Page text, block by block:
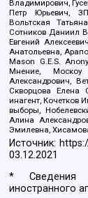
Владимирович,
Петр Юрьевич,
Вольтская
Сотников Даниил
Евгений
Анатольевна,
Mason G.E.S.
Мнение,
Александрович,
Скворцова Елена
инагент, Кочетков
выборы,
Алина
Эмилевна,
Источник:
03.12.2021
* Сведения
иностранного